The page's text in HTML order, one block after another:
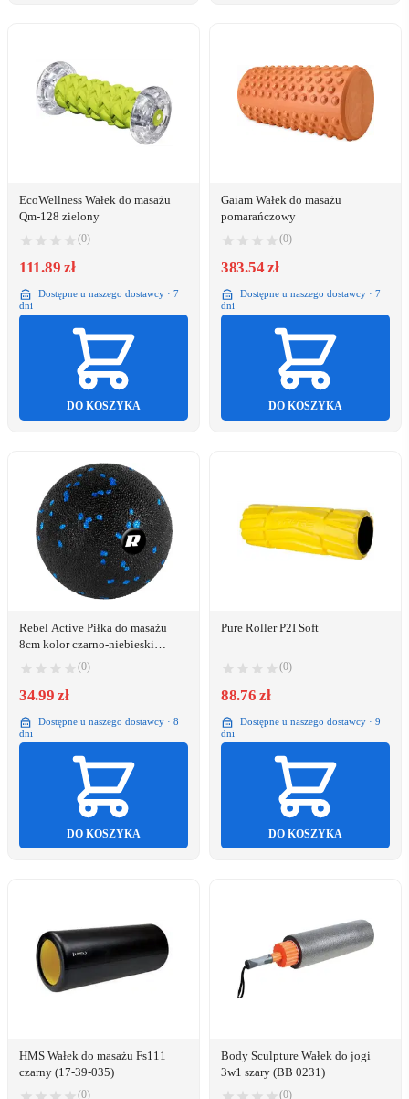
EcoWellness Wałek do masażu
Qm-128 zielony
(0)
111.89 zł
Dostępne u naszego dostawcy · 7
dni
DO KOSZYKA
Gaiam Wałek do masażu
pomarańczowy
(0)
383.54 zł
Dostępne u naszego dostawcy · 7
dni
DO KOSZYKA
Rebel Active Piłka do masażu
8cm kolor czarno-niebieski
materiał EPP Active
(0)
34.99 zł
Dostępne u naszego dostawcy · 8
dni
DO KOSZYKA
Pure Roller P2I Soft
(0)
88.76 zł
Dostępne u naszego dostawcy · 9
dni
DO KOSZYKA
HMS Wałek do masażu Fs111
czarny (17-39-035)
(0)
Body Sculpture Wałek do jogi
3w1 szary (BB 0231)
(0)